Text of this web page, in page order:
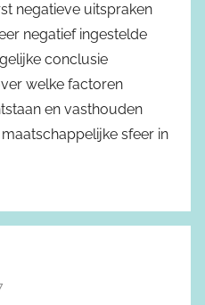
negatieve uitspraken
negatief ingestelde
conclusie
welke factoren
en vasthouden
sfeer in